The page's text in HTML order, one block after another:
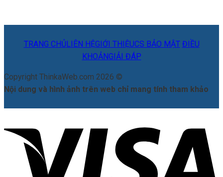
TRANG CHỦLIÊN HỆGIỚI THIỆUCS BẢO MẬT ĐIỀU
KHOẢNGIẢI ĐÁP
Copyright ThinkaWeb.com 2026 ©
Nội dung và hình ảnh trên web chỉ mang tính tham khảo